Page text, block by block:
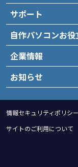
サポート
自作パソコンお
企業情報
お知らせ
情報セキュリティポリシー
サイトのご利用について